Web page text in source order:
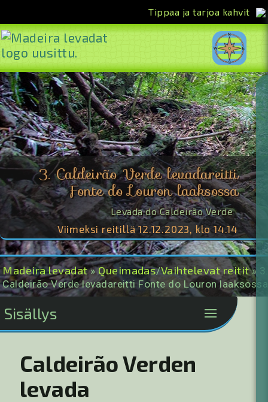
Tippaa ja tarjoa kahvit
<<
3. Caldeirão Verde levadareitti
Fonte do Louron laaksossa
Levada do Caldeirão Verde
Viimeksi reitillä 12.12.2023, klo 14.14
Madeira levadat»Queimadas/Vaihtelevat reitit» 3.
Caldeirão Verde levadareitti Fonte do Louron laaksossa
Sisällys
Caldeirão Verden
levada